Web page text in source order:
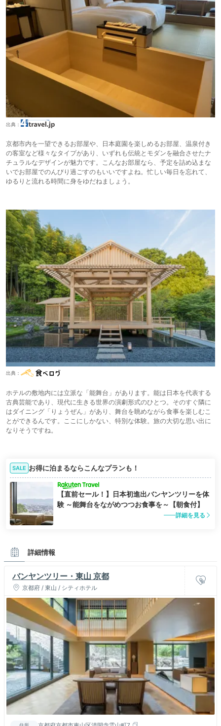
出典：
京都市内を一望できるお部屋や、日本庭園を楽しめるお部屋、温泉付き
の客室など様々なタイプがあり、いずれも伝統とモダンを融合させたナ
チュラルなデザインが魅力です。こんなお部屋なら、予定を詰め込まな
いでお部屋でのんびり過ごすのもいいですよね。忙しい毎日を忘れて、
ゆるりと流れる時間に身をゆだねましょう。
出典：
ホテルの敷地内には立派な「能舞台」があります。能は日本を代表する
古典芸能であり、現代に生きる世界の演劇形式のひとつ。そのすぐ隣に
はダイニング「りょうぜん」があり、舞台を眺めながら食事を楽しむこ
とができるんです。ここにしかない、特別な体験。旅の大切な思い出に
なりそうですね。
SALE お得に泊まるならこんなプランも！
【直前セール！】日本初進出バンヤンツリーを体
験 ～能舞台をながめつつお食事を～【朝食付】
詳細を見る
詳細情報
バンヤンツリー・東山 京都
京都府 / 東山 / シティホテル